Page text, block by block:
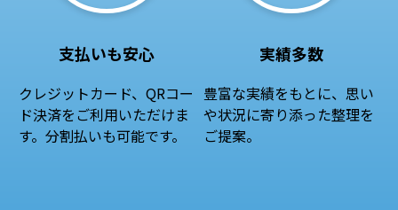
支払いも安心
クレジットカード、QRコー
ド決済をご利用いただけま
す。分割払いも可能です。
実績多数
豊富な実績をもとに、思い
や状況に寄り添った整理を
ご提案。